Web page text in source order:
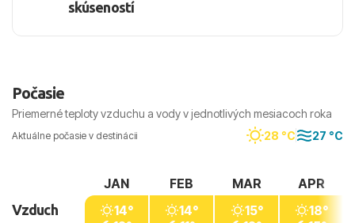
skúseností
Počasie
Priemerné teploty vzduchu a vody v jednotlivých mesiacoch roka
Aktuálne počasie v destinácii 28 °C 27 °C
Vzduch
JAN
14°
FEB
14°
MAR
15°
APR
18°